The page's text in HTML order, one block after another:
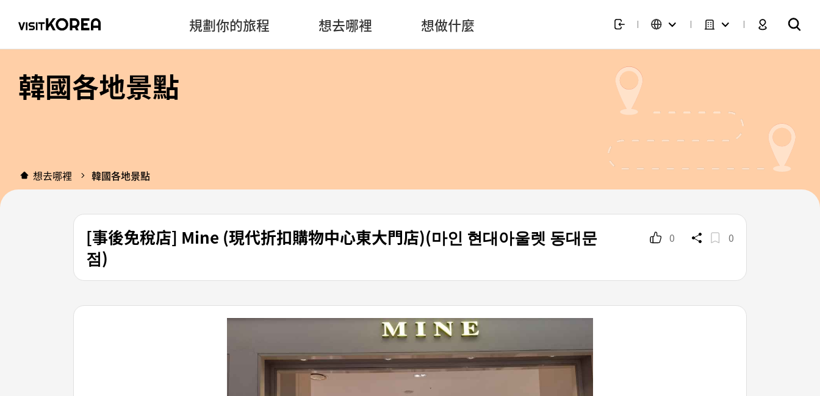
規劃你的旅程 想去哪裡 想做什麼
韓國各地景點
想去哪裡 韓國各地景點
[事後免稅店] Mine (現代折扣購物中心東大門店)(마인 현대아울렛 동대문
점)
0 0